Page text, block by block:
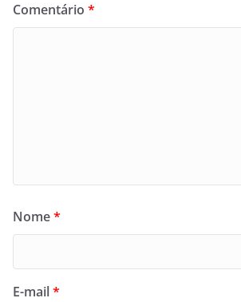
Comentário *
Nome*
E-mail*